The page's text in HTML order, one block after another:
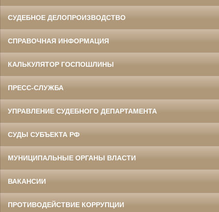
СУДЕБНОЕ ДЕЛОПРОИЗВОДСТВО
СПРАВОЧНАЯ ИНФОРМАЦИЯ
КАЛЬКУЛЯТОР ГОСПОШЛИНЫ
ПРЕСС-СЛУЖБА
УПРАВЛЕНИЕ СУДЕБНОГО ДЕПАРТАМЕНТА
СУДЫ СУБЪЕКТА РФ
МУНИЦИПАЛЬНЫЕ ОРГАНЫ ВЛАСТИ
ВАКАНСИИ
ПРОТИВОДЕЙСТВИЕ КОРРУПЦИИ